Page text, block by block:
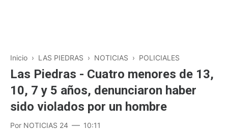
Inicio › LAS PIEDRAS › NOTICIAS › POLICIALES
Las Piedras - Cuatro menores de 13,
10, 7 y 5 años, denunciaron haber
sido violados por un hombre
Por NOTICIAS 24 10:11